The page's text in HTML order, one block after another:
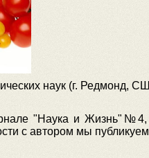
наук (г. Редмонд,
"Наука и
с автором мы